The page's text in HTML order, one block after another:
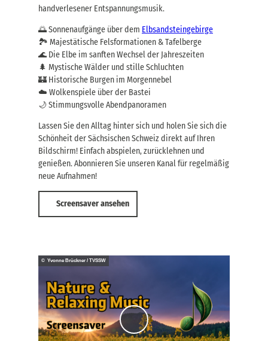
V
© Yvonne Brückner / TVSSW
handverlesener Entspannungsmusik.
🌅 Sonnenaufgänge über dem Elbsandsteingebirge
🏞️ Majestätische Felsformationen & Tafelberge
🌊 Die Elbe im sanften Wechsel der Jahreszeiten
🌲 Mystische Wälder und stille Schluchten
🏰 Historische Burgen im Morgennebel
☁️ Wolkenspiele über der Bastei
🌙 Stimmungsvolle Abendpanoramen
Lassen Sie den Alltag hinter sich und holen Sie sich die
Schönheit der Sächsischen Schweiz direkt auf Ihren
Bildschirm! Einfach abspielen, zurücklehnen und
genießen. Abonnieren Sie unseren Kanal für regelmäßig
neue Aufnahmen!
Screensaver ansehen